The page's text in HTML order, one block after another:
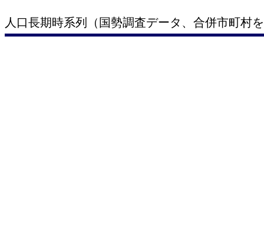
人口長期時系列（国勢調査データ、合併市町村